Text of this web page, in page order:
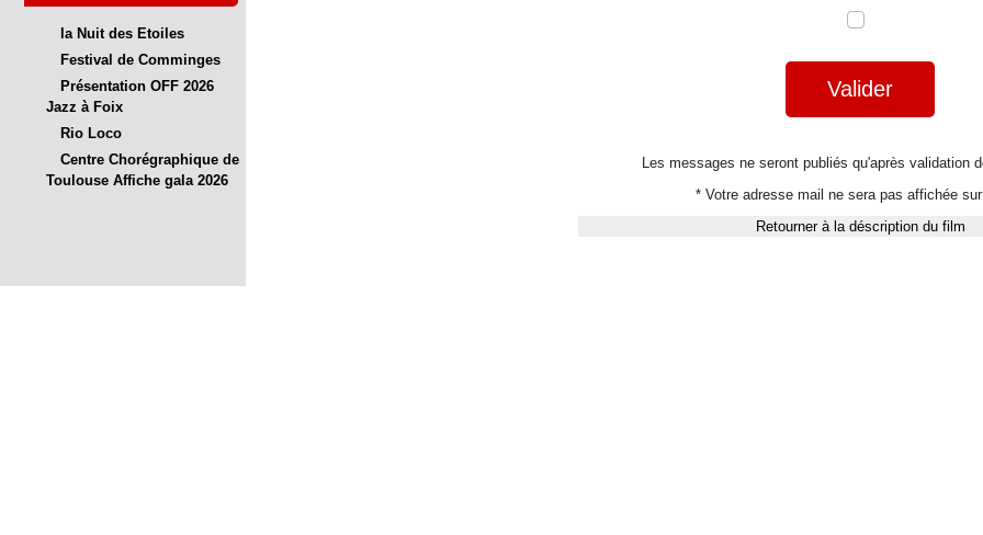
la Nuit des Etoiles
Festival de Comminges
Présentation OFF 2026
Jazz à Foix
Rio Loco
Centre Chorégraphique de
Toulouse Affiche gala 2026
Valider
Les messages ne seront publiés qu'après validation
* Votre adresse mail ne sera pas affichée
Retourner à la déscription du film